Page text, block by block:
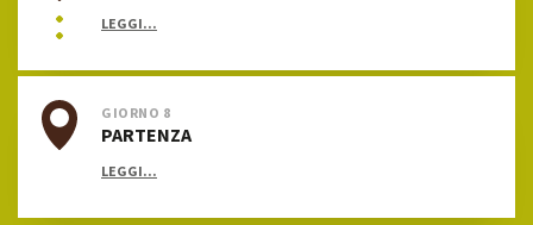
LEGGI...
GIORNO 8
PARTENZA
LEGGI...